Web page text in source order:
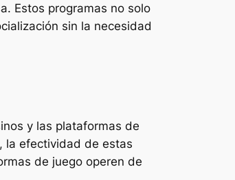
Estos programas no solo
sin la necesidad
y las plataformas de
la efectividad de estas
de juego operen de